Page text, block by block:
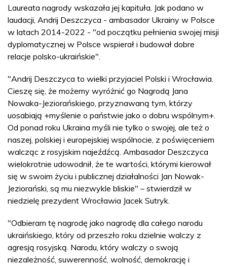
Laureata nagrody wskazała jej kapituła. Jak podano w
laudacji, Andrij Deszczyca - ambasador Ukrainy w Polsce
w latach 2014-2022 - "od początku pełnienia swojej misji
dyplomatycznej w Polsce wspierał i budował dobre
relacje polsko-ukraińskie".
"Andrij Deszczyca to wielki przyjaciel Polski i Wrocławia.
Cieszę się, że możemy wyróżnić go Nagrodą Jana
Nowaka-Jeziorańskiego, przyznawaną tym, którzy
uosabiają +myślenie o państwie jako o dobru wspólnym+.
Od ponad roku Ukraina myśli nie tylko o swojej, ale też o
naszej, polskiej i europejskiej wspólnocie, z poświęceniem
walcząc z rosyjskim najeźdźcą. Ambasador Deszczyca
wielokrotnie udowodnił, że te wartości, którymi kierował
się w swoim życiu i publicznej działalności Jan Nowak-
Jeziorański, są mu niezwykle bliskie" – stwierdził w
niedzielę prezydent Wrocławia Jacek Sutryk.
"Odbieram tę nagrodę jako nagrodę dla całego narodu
ukraińskiego, który od przeszło roku dzielnie walczy z
agresją rosyjską. Narodu, który walczy o swoją
niezależność, suwerenność, wolność, demokrację i